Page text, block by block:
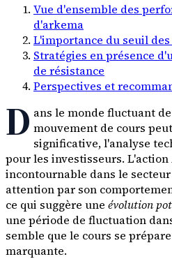
Vue d'ensemble des
d'arkema
L'importance du seuil
Stratégies en présence
de résistance
Perspectives et
D ans le monde fluctuant
mouvement de cours
significative, l'analyse
pour les investisseurs.
incontournable dans le
attention par son
ce qui suggère une évolution
une période de fluctuation
semble que le cours se
marquante.